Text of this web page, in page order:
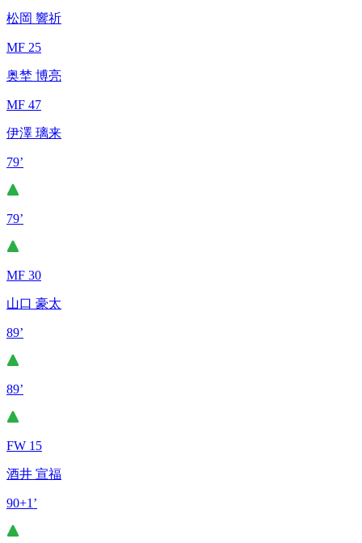
松岡 響祈
MF 25
奥埜 博亮
MF 47
伊澤 璃来
79’
79’
MF 30
山口 豪太
89’
89’
FW 15
酒井 宣福
90+1’